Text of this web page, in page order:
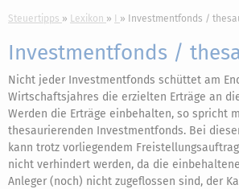
Steuertipps Lexikon Investmentfonds /
Investmentfonds /
Nicht jeder Investmentfonds schüttet am
Wirtschaftsjahres die erzielten Erträge an
Werden die Erträge einbehalten, so spricht
thesaurierenden Investmentfonds. Bei
kann trotz vorliegendem
nicht verhindert werden, da die
Anleger (noch) nicht zugeflossen sind, der